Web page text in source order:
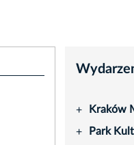
+ Kraków
+ Park